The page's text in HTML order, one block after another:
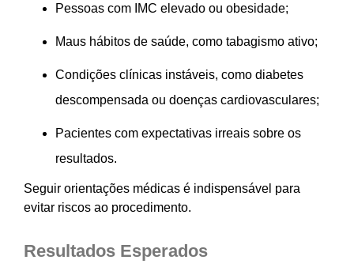
Pessoas com IMC elevado ou obesidade;
Maus hábitos de saúde, como tabagismo ativo;
Condições clínicas instáveis, como diabetes
descompensada ou doenças cardiovasculares;
Pacientes com expectativas irreais sobre os
resultados.
Seguir orientações médicas é indispensável para
evitar riscos ao procedimento.
Resultados Esperados